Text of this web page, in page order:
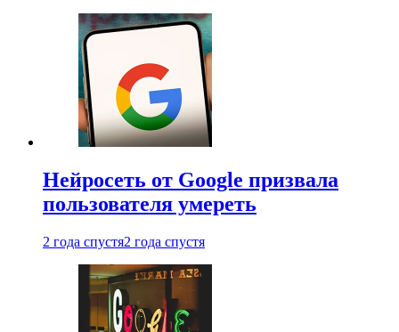
Нейросеть от Google призвала
пользователя умереть
2 года спустя2 года спустя